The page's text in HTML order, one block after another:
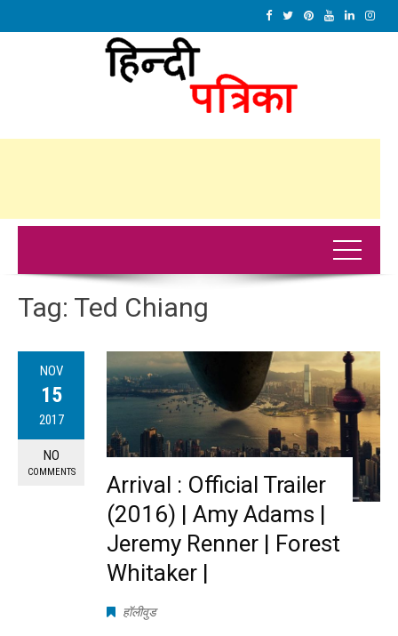
Tag: Ted Chiang
NOV
15
2017
NO
COMMENTS
Arrival : Official Trailer
(2016) | Amy Adams |
Jeremy Renner | Forest
Whitaker |
हॉलीवुड